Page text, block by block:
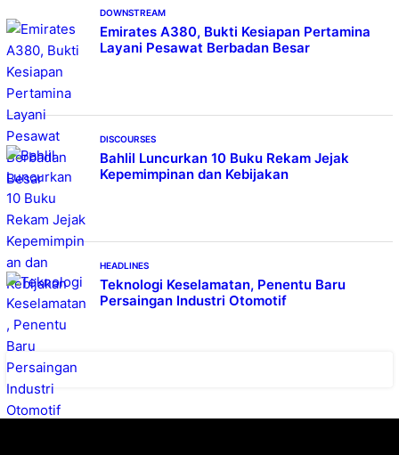
DOWNSTREAM
Emirates A380, Bukti Kesiapan Pertamina
Layani Pesawat Berbadan Besar
DISCOURSES
Bahlil Luncurkan 10 Buku Rekam Jejak
Kepemimpinan dan Kebijakan
HEADLINES
Teknologi Keselamatan, Penentu Baru
Persaingan Industri Otomotif